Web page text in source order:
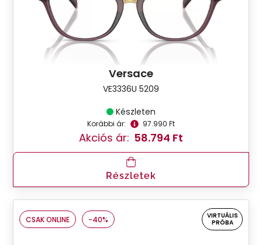
Versace
VE3336U 5209
Készleten
Korábbi ár: 97.990 Ft
Akciós ár: 58.794 Ft
Részletek
CSAK ONLINE -40%
VIRTUÁLIS
PRÓBA